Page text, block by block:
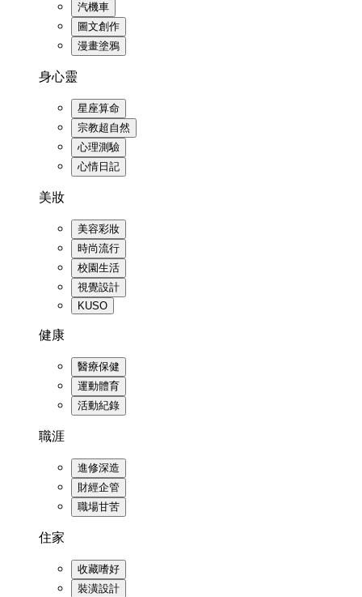
汽機車
圖文創作
漫畫塗鴉
身心靈
星座算命
宗教超自然
心理測驗
心情日記
美妝
美容彩妝
時尚流行
校園生活
視覺設計
KUSO
健康
醫療保健
運動體育
活動紀錄
職涯
進修深造
財經企管
職場甘苦
住家
收藏嗜好
裝潢設計